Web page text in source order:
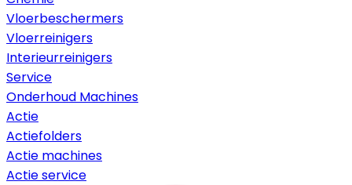
Vloerbeschermers
Vloerreinigers
Interieurreinigers
Service
Onderhoud Machines
Actie
Actiefolders
Actie machines
Actie service